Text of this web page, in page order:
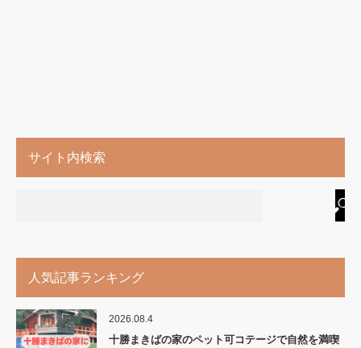
サイト内検索
人気記事ランキング
2026.08.4
十勝まきばの家のペット可コテージで自然を満喫